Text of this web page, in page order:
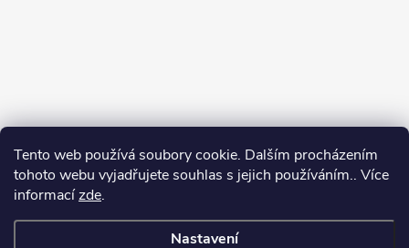
Tento web používá soubory cookie. Dalším procházením
tohoto webu vyjadřujete souhlas s jejich používáním.. Více
informacízde.
Nastavení
Sledovat na Instagramu